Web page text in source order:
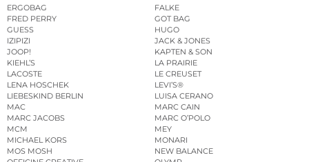
ERGOBAG
FALKE
FRED PERRY
GOT BAG
GUESS
HUGO
IZIPIZI
JACK & JONES
JOOP!
KAPTEN & SON
KIEHL’S
LA PRAIRIE
LACOSTE
LE CREUSET
LENA HOSCHEK
LEVI’S®
LIEBESKIND BERLIN
LUISA CERANO
MAC
MARC CAIN
MARC JACOBS
MARC O’POLO
MCM
MEY
MICHAEL KORS
MONARI
MOS MOSH
NEW BALANCE